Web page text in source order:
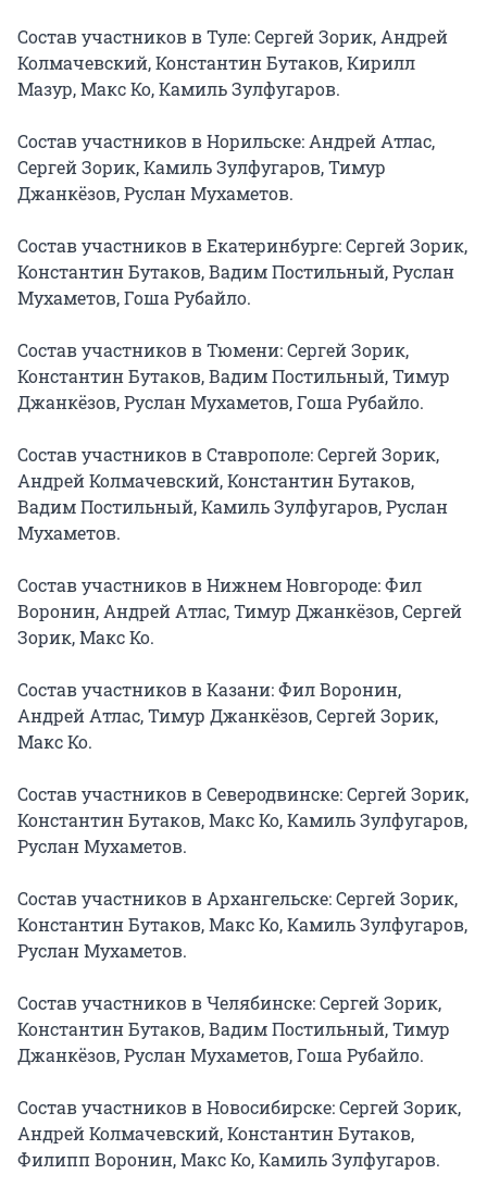
Состав участников в Туле: Сергей Зорик, Андрей
Колмачевский, Константин Бутаков, Кирилл
Мазур, Макс Ко, Камиль Зулфугаров.
Состав участников в Норильске: Андрей Атлас,
Сергей Зорик, Камиль Зулфугаров, Тимур
Джанкёзов, Руслан Мухаметов.
Состав участников в Екатеринбурге: Сергей Зорик,
Константин Бутаков, Вадим Постильный, Руслан
Мухаметов, Гоша Рубайло.
Состав участников в Тюмени: Сергей Зорик,
Константин Бутаков, Вадим Постильный, Тимур
Джанкёзов, Руслан Мухаметов, Гоша Рубайло.
Состав участников в Ставрополе: Сергей Зорик,
Андрей Колмачевский, Константин Бутаков,
Вадим Постильный, Камиль Зулфугаров, Руслан
Мухаметов.
Состав участников в Нижнем Новгороде: Фил
Воронин, Андрей Атлас, Тимур Джанкёзов, Сергей
Зорик, Макс Ко.
Состав участников в Казани: Фил Воронин,
Андрей Атлас, Тимур Джанкёзов, Сергей Зорик,
Макс Ко.
Состав участников в Северодвинске: Сергей Зорик,
Константин Бутаков, Макс Ко, Камиль Зулфугаров,
Руслан Мухаметов.
Состав участников в Архангельске: Сергей Зорик,
Константин Бутаков, Макс Ко, Камиль Зулфугаров,
Руслан Мухаметов.
Состав участников в Челябинске: Сергей Зорик,
Константин Бутаков, Вадим Постильный, Тимур
Джанкёзов, Руслан Мухаметов, Гоша Рубайло.
Состав участников в Новосибирске: Сергей Зорик,
Андрей Колмачевский, Константин Бутаков,
Филипп Воронин, Макс Ко, Камиль Зулфугаров.